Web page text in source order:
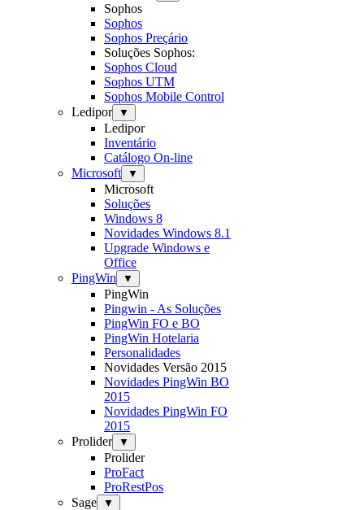
Sophos
Sophos
Sophos Preçário
Soluções Sophos:
Sophos Cloud
Sophos UTM
Sophos Mobile Control
Ledipor
▼
Ledipor
Inventário
Catálogo On-line
Microsoft
▼
Microsoft
Soluções
Windows 8
Novidades Windows 8.1
Upgrade Windows e
Office
PingWin
▼
PingWin
Pingwin - As Soluções
PingWin FO e BO
PingWin Hotelaria
Personalidades
Novidades Versão 2015
Novidades PingWin BO
2015
Novidades PingWin FO
2015
Prolider
▼
Prolider
ProFact
ProRestPos
Sage
▼